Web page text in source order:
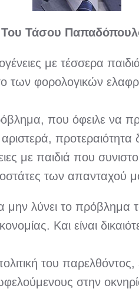
Του Τάσου
με τέσσερα
των φορολογικών
που όφειλε να
προτεραιότητα
με παιδιά που
των απανταχού
λύνει το πρόβλημα
Και είναι
του
στην